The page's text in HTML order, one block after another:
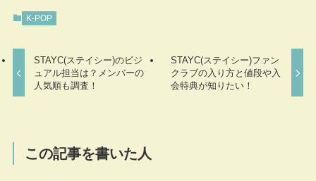
K-POP
STAYC(ステイシー)のビジ
ュアル担当は？メンバーの
人気順も調査！
STAYC(ステイシー)ファン
クラブの入り方と値段や入
会特典が知りたい！
この記事を書いた人